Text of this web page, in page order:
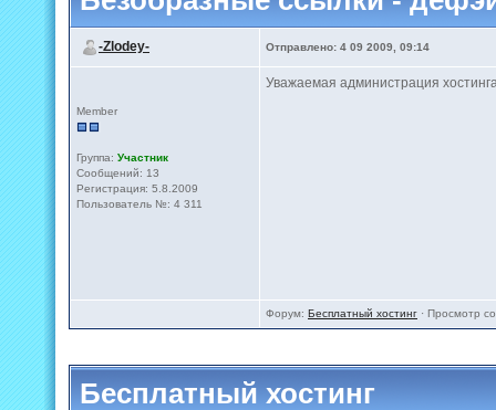
-Zlodey- Отправлено: 4 09 2009, 09:14
Member
Группа: Участник
Сообщений: 13
Регистрация: 5.8.2009
Пользователь №: 4 311
Уважаемая администрация
Форум: Бесплатный хостинг · Просмотр
Бесплатный хостинг